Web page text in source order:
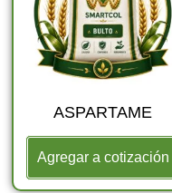
ASPARTAME
Agregar a cotización